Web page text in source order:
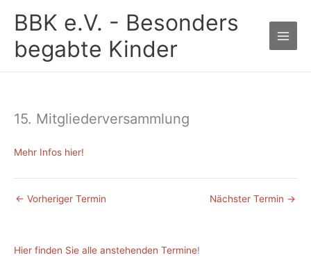
Inhalt
springen
BBK e.V. - Besonders
begabte Kinder
15. Mitgliederversammlung
Mehr Infos hier!
← Vorheriger Termin Nächster Termin →
Hier finden Sie alle anstehenden Termine!